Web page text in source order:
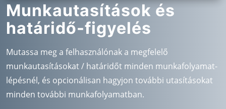
Munkautasítások és
határidő-figyelés
Mutassa meg a felhasználónak a megfelelő
munkautasításokat / határidőt minden munkafolyamat-
lépésnél, és opcionálisan hagyjon további utasításokat
minden további munkafolyamatban.